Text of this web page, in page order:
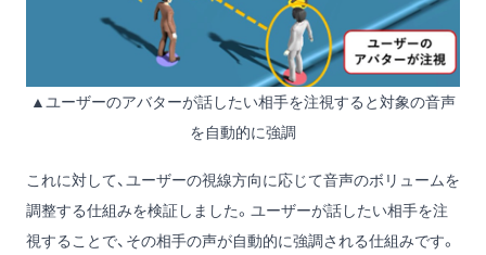
▲ユーザーのアバターが話したい相手を注視すると対象の音声
を自動的に強調
これに対して、ユーザーの視線方向に応じて音声のボリュームを
調整する仕組みを検証しました。ユーザーが話したい相手を注
視することで、その相手の声が自動的に強調される仕組みです。